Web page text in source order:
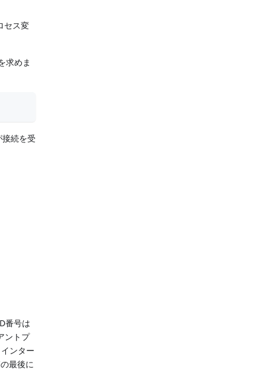
セス変
求めま
続を受
番号は
ントプ
ンター
最後に